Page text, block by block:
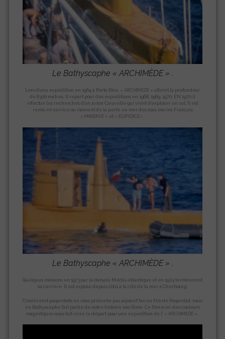
Le Bathyscaphe «ARCHIMÈDE» .
Lors d’une expédition en 1964 à Porto Rico, « ARCHIMÈDE » atteint la profondeur
de 8300 mètres. Il repart pour des expéditions en 1968, 1969, 1970. EN 1970 il
effectue les recherches d’un avion Caravelle qui vient d’exploser en vol. Il est
remis en service au moment de la perte en mer des sous marins Français
« MINERVE » et « EURYDICE« .
Le Bathyscaphe «ARCHIMÈDE» .
Quelques missions en 1973 sur la dorsale Médio-Atlantique et en 1974 termineront
sa carrière. Il est exposé depuis 2001 à la cité de la mer à Cherbourg.
Crosièreset paquebots ne vous présente pas aujourd’hui un film de Paquebot, mais
ce Bathyscaphe fait partie de notre histoire maritime. Ce film avec des couleurs
magnifiques nous fait vivre le départ pour une expédition de l’ « ARCHIMÈDE» .